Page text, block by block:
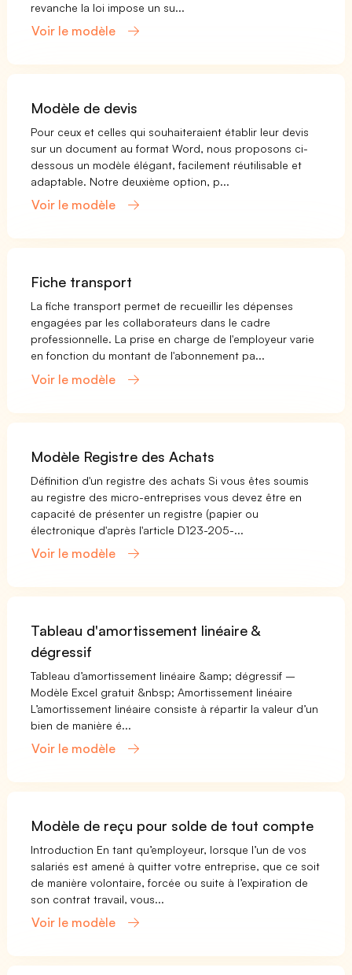
revanche la loi impose un su...
Voir le modèle
Modèle de devis
Pour ceux et celles qui souhaiteraient établir leur devis
sur un document au format Word, nous proposons ci-
dessous un modèle élégant, facilement réutilisable et
adaptable. Notre deuxième option, p...
Voir le modèle
Fiche transport
La fiche transport permet de recueillir les dépenses
engagées par les collaborateurs dans le cadre
professionnelle. La prise en charge de l'employeur varie
en fonction du montant de l'abonnement pa...
Voir le modèle
Modèle Registre des Achats
Définition d'un registre des achats Si vous êtes soumis
au registre des micro-entreprises vous devez être en
capacité de présenter un registre (papier ou
électronique d'après l'article D123-205-...
Voir le modèle
Tableau d'amortissement linéaire &
dégressif
Tableau d’amortissement linéaire &amp; dégressif –
Modèle Excel gratuit &nbsp; Amortissement linéaire
L’amortissement linéaire consiste à répartir la valeur d’un
bien de manière é...
Voir le modèle
Modèle de reçu pour solde de tout compte
Introduction En tant qu’employeur, lorsque l’un de vos
salariés est amené à quitter votre entreprise, que ce soit
de manière volontaire, forcée ou suite à l’expiration de
son contrat travail, vous...
Voir le modèle